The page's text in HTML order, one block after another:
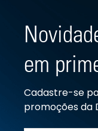
em
Cadastre-se
promoções da